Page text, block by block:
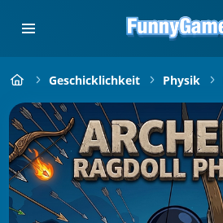
Geschicklichkeit Physik